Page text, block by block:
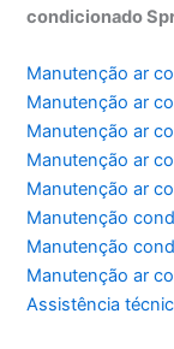
condicionado
Manutenção ar
Manutenção ar
Manutenção ar
Manutenção ar
Manutenção ar
Manutenção
Manutenção
Manutenção ar
Assistência